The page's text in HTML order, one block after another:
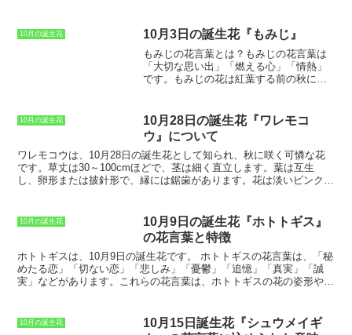
は総状花序を形成して咲きます。花色
は、白、ピンク、赤などがあります。開
花期は、5～10月ごろです。ブバルディア
は、暖かい気候を好み、日当たりと水は
けの良い場所を好まれます。耐寒性は、
は、花言葉が「快活」「活発」「元気」
「陽気」です。また、ブバルディアは、
花の形が蝶に似ていることから、「バタ
フライフラワー」とも呼ばれています。
10月の誕生花 10月3日の誕生花『もみじ』
もみじの花言葉とは？ もみじの花言葉は
「大切な思い出」「燃える心」「情熱」
です。もみじの花は紅葉する前の秋に咲
赤い花は、燃えるような愛や情熱を表
し、大切な思い出は、もみじの紅葉のよ
うに鮮やかに色づいていくことを表して
います。もみじの花言葉は、秋の季節に
ぴったりな言葉で、大切な人に思いを伝
えるのにふさわしい花です。
10月の誕生花
10月28日の誕生花『ワレモコ
ウ』について
ワレモコウ は、10月28日の誕生花として知られ、秋に咲く可憐な花
です。草丈は30～100cmほどで、茎は細く直立します。葉は互生
し、卵形または披針形で、縁には鋸歯があります。花は淡いピンク色
す。ワレモコウ
の花言葉は、「哀れ」「悲しみ」「忍耐」「謙虚」な
どです。この花言葉は、ワレモコウの花が小さく可憐で、秋の風に揺
れて散っていく様子に由来していると言われています。ワレモコウの
花は、ひっそりと咲いては散っていくため、どこか儚げな印象を与え
ます。また、ワレモコウの花は生薬としても利用され、止血薬や整腸
薬などとして用いられてきました。ワレモコウの花には、タンニンや
性があるので、民間薬として利用する場合は注意が必要です。
10月の誕生花
10月9日の誕生花『ホトトギス』
の花言葉と特徴
ホトトギスは、10月9日の誕生花です。
ホトトギスの花言葉は、「秘
めたる恋」「切ない恋」「悲しみ」「憂鬱」「追憶」「真実」「誠
実」などがあります。これらの花言葉は、ホトトギスの花の姿形や、
どがあります。花弁は6枚で、深く切れ込んでいます。ホトトギス
は、山野に自生する植物ですが、花壇や鉢植えでも栽培することがで
10月の誕生花
10月15日誕生花『シュウメイギ